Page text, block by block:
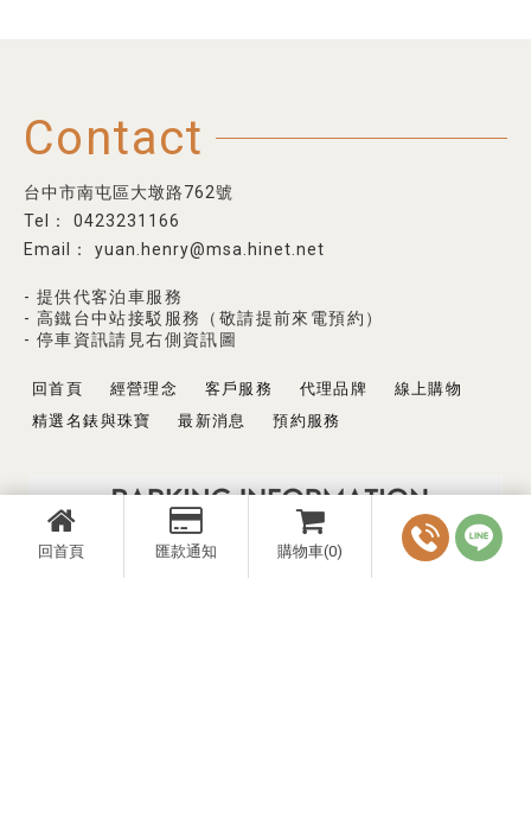
回首頁 匯款通知 購物車(0)
Contact
台中市南屯區大墩路762號
0423231166
yuan.henry@msa.hinet.net
- 提供代客泊車服務
- 高鐵台中站接駁服務（敬請提前來電預約）
- 停車資訊請見右側資訊圖
回首頁 經營理念 客戶服務 代理品牌
線上購物
精選名錶與珠寶
最新消息 預約服務